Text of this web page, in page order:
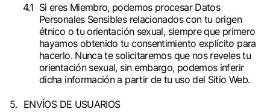
Si eres Miembro, podemos procesar Datos
Personales Sensibles relacionados con tu origen
étnico o tu orientación sexual, siempre que primero
hayamos obtenido tu consentimiento explícito para
hacerlo. Nunca te solicitaremos que nos reveles tu
orientación sexual, sin embargo, podemos inferir
dicha información a partir de tu uso del Sitio Web.
ENVÍOS DE USUARIOS